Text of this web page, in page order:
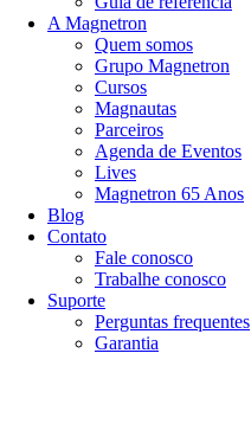
A Magnetron
Quem somos
Grupo Magnetron
Cursos
Magnautas
Parceiros
Agenda de Eventos
Lives
Magnetron 65 Anos
Blog
Contato
Fale conosco
Trabalhe conosco
Suporte
Perguntas frequentes
Garantia